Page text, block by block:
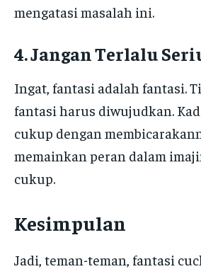
mengatasi masalah ini.
4. Jangan Terlalu
Ingat, fantasi adalah fantasi.
fantasi harus diwujudkan.
cukup dengan
memainkan peran dalam
cukup.
Kesimpulan
Jadi, teman-teman, fantasi